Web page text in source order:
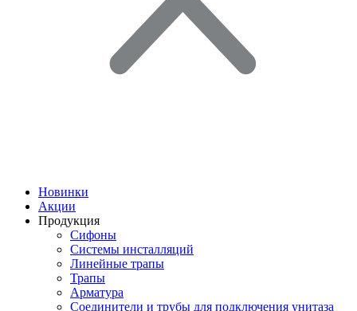
Новинки
Акции
Продукция
Сифоны
Системы инсталляций
Линейные трапы
Трапы
Арматура
Соединители и трубы для подключения унитаза